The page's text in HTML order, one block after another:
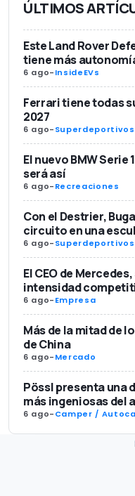
ÚLTIMOS
Este Land Rover
tiene más
6 ago-InsideEVs
Ferrari tiene todas
2027
6 ago-Superdeportivos
El nuevo BMW
será así
6 ago-Recreaciones
Con el Destrier,
circuito en una
6 ago-Superdeportivos
El CEO de
intensidad
6 ago-Empresa
Más de la mitad de
de China
6 ago-Mercado
Pössl presenta una
más ingeniosas del
6 ago-Camper /